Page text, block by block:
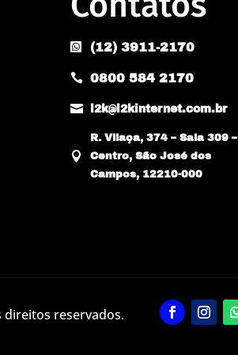
 (12) 3911-2170
 0800 584 2170
 l2k@l2kinternet.com.br

R. Vilaça, 374 – Sala 309 –
Centro, São José dos
Campos, 12210-000
reservados.